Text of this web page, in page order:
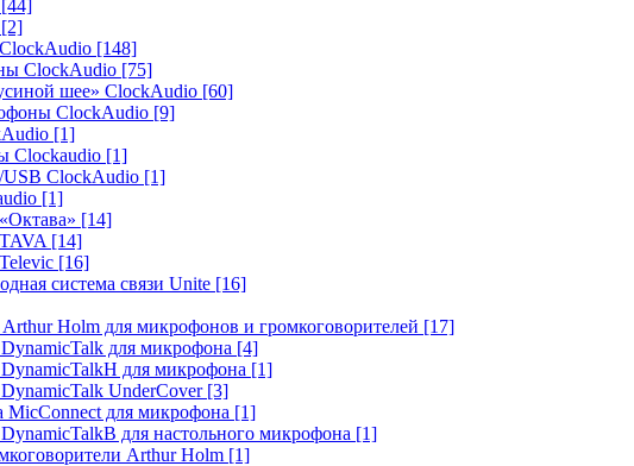
[44]
[2]
[148]
ClockAudio [75]
шее» ClockAudio [60]
ClockAudio [9]
[1]
Clockaudio [1]
ClockAudio [1]
[1]
[14]
[14]
[16]
система связи Unite [16]
Holm для микрофонов и громкоговорителей [17]
для микрофона [4]
для микрофона [1]
UnderCover [3]
MicConnect для микрофона [1]
для настольного микрофона [1]
Arthur Holm [1]